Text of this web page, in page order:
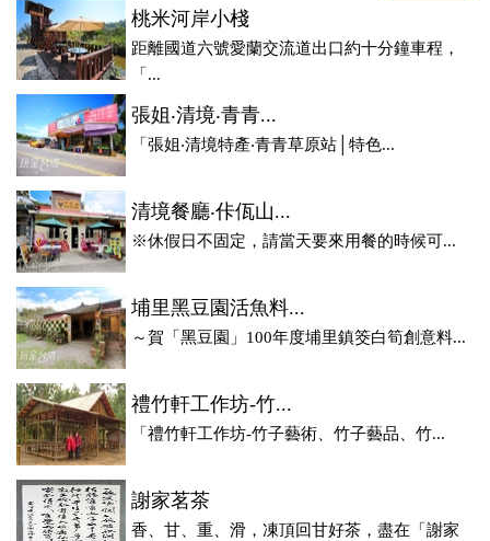
桃米河岸小棧
距離國道六號愛蘭交流道出口約十分鐘車程，
「...
張姐‧清境‧青青...
「張姐‧清境特產‧青青草原站│特色...
清境餐廳‧佧佤山...
※休假日不固定，請當天要來用餐的時候可...
埔里黑豆園活魚料...
～賀「黑豆園」100年度埔里鎮筊白筍創意料...
禮竹軒工作坊-竹...
「禮竹軒工作坊-竹子藝術、竹子藝品、竹...
謝家茗茶
香、甘、重、滑，凍頂回甘好茶，盡在「謝家